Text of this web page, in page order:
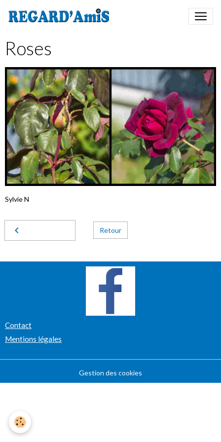
Roses
Sylvie N
Retour
Contact
Mentions légales
Gestion des cookies